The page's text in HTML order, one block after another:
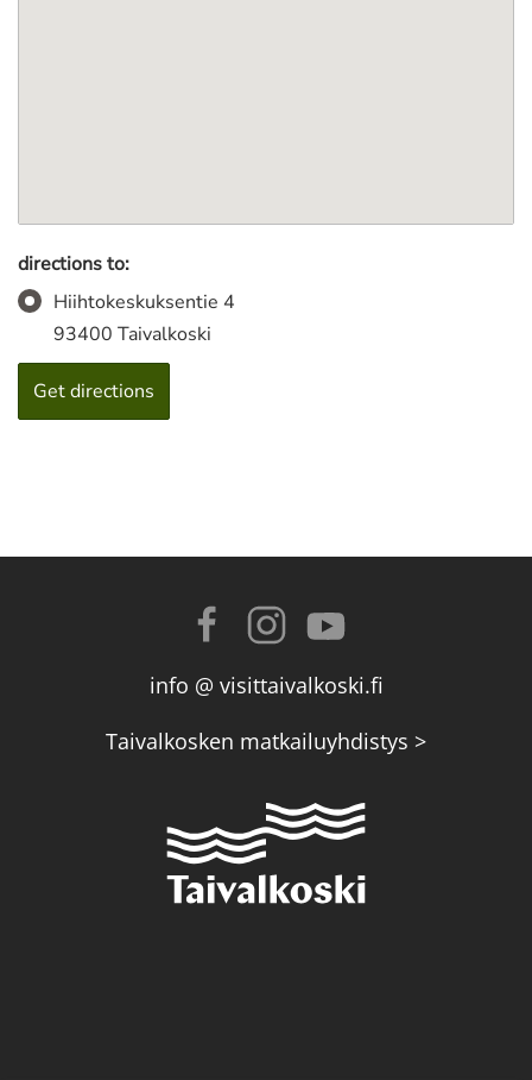
directions to:
Hiihtokeskuksentie 4
93400 Taivalkoski
info @ visittaivalkoski.fi
Taivalkosken matkailuyhdistys >